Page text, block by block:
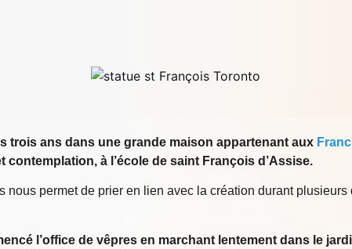
trois ans dans une grande maison appartenant aux
à l’école de saint François d’Assise.
nous permet de prier en lien avec la création durant
l’office de vêpres en marchant lentement dans le